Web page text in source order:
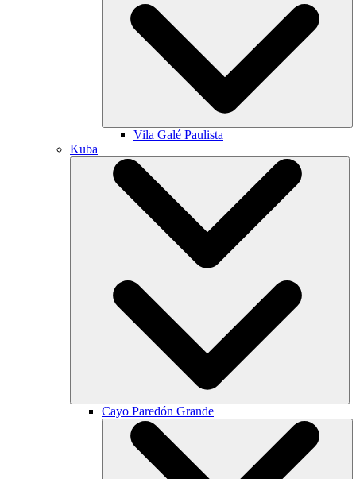
Vila Galé Paulista
Kuba
Cayo Paredón Grande